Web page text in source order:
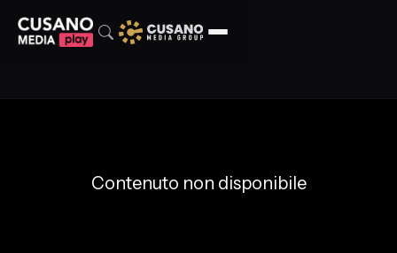
Contenuto non disponibile